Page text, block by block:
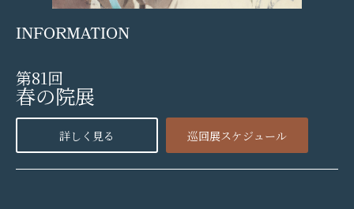
INFORMATION
第81回
春の院展
詳しく見る 巡回展スケジュール